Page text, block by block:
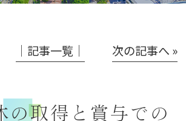
│記事一覧│ 次の記事へ »
の取得と賞与での